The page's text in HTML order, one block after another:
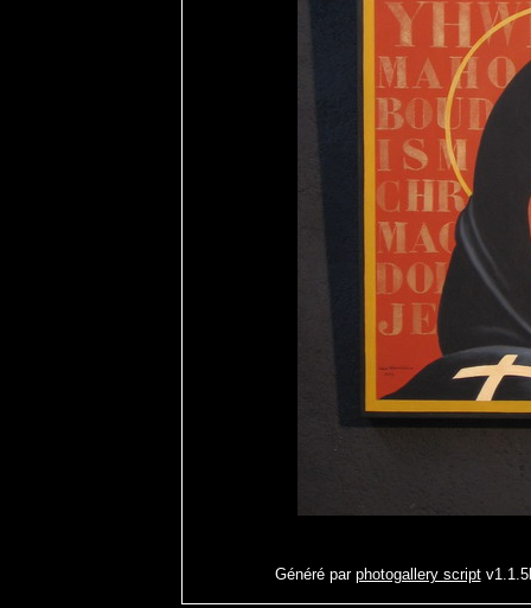
Généré par photogallery script